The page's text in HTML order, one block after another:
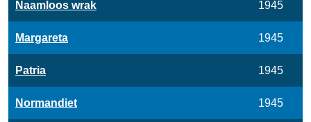
Naamloos wrak 1945
Margareta 1945
Patria 1945
Normandiet 1945